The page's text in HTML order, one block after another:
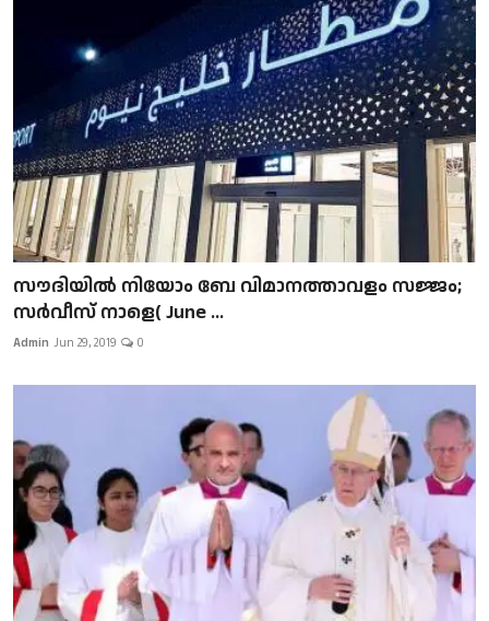
സൗദിയിൽ നിയോം ബേ വിമാനത്താവളം സജ്ജം;
സർവീസ് നാളെ( June ...
Admin Jun 29, 2019 0